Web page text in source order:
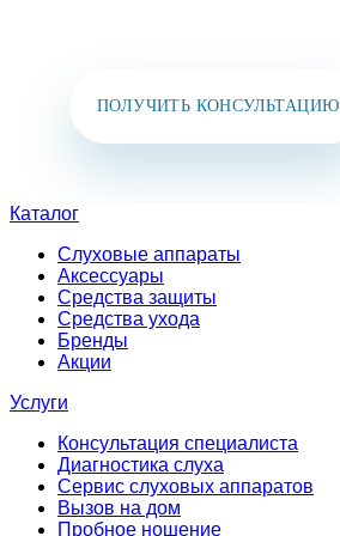
ПОЛУЧИТЬ КОНСУЛЬТАЦИЮ
Каталог
Слуховые аппараты
Аксессуары
Средства защиты
Средства ухода
Бренды
Акции
Услуги
Консультация специалиста
Диагностика слуха
Сервис слуховых аппаратов
Вызов на дом
Пробное ношение